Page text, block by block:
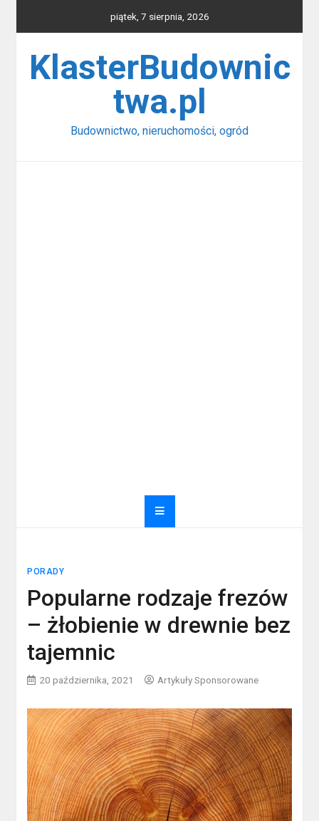
piątek, 7 sierpnia, 2026
KlasterBudownic
twa.pl
Budownictwo, nieruchomości, ogród
PORADY
Popularne rodzaje frezów
– żłobienie w drewnie bez
tajemnic
20 października, 2021 Artykuły Sponsorowane